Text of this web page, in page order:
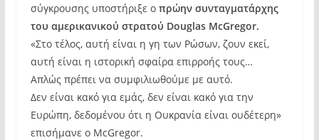
σύγκρουσης υποστήριξε οπρώην συνταγματάρχης
του αμερικανικού στρατού Douglas McGregor.
«Στο τέλος, αυτή είναι η γη των Ρώσων, ζουν εκεί,
αυτή είναι η ιστορική σφαίρα επιρροής τους…
Απλώς πρέπει να συμφιλιωθούμε με αυτό.
Δεν είναι κακό για εμάς, δεν είναι κακό για την
Ευρώπη, δεδομένου ότι η Ουκρανία είναι ουδέτερη»
επισήμανε ο McGregor.